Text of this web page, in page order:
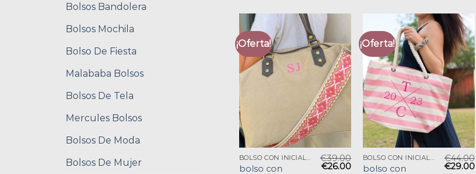
Bolsos Bandolera
Bolsos Mochila
Bolso De Fiesta
Malababa Bolsos
Bolsos De Tela
Mercules Bolsos
Bolsos De Moda
Bolsos De Mujer
¡Oferta!
BOLSO CON INICIALES
bolso con
€39.00
€26.00
¡Oferta!
BOLSO CON INICIALES
bolso con
€44.00
€29.00